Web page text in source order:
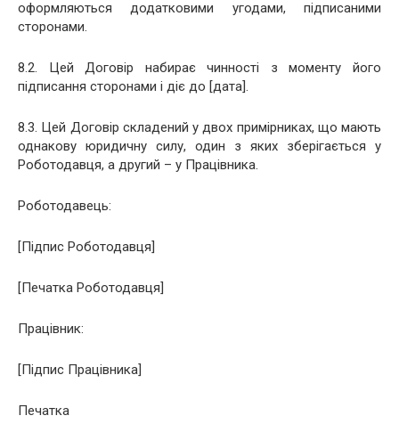
оформляються додатковими угодами, підписаними
сторонами.
8.2. Цей Договір набирає чинності з моменту його
підписання сторонами і діє до [дата].
8.3. Цей Договір складений у двох примірниках, що мають
однакову юридичну силу, один з яких зберігається у
Роботодавця, а другий – у Працівника.
Роботодавець:
[Підпис Роботодавця]
[Печатка Роботодавця]
Працівник:
[Підпис Працівника]
Печатка